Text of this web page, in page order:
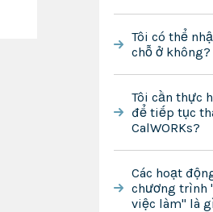
Tôi có thể
chỗ ở không?
Tôi cần thực
để tiếp tục
CalWORKs?
Các hoạt
chương trình
việc làm" là